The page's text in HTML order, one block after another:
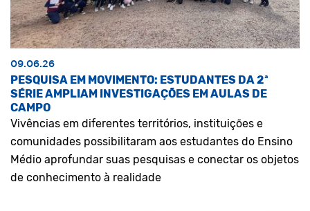
09.06.26
PESQUISA EM MOVIMENTO: ESTUDANTES DA 2ª
SÉRIE AMPLIAM INVESTIGAÇÕES EM AULAS DE
CAMPO
Vivências em diferentes territórios, instituições e
comunidades possibilitaram aos estudantes do Ensino
Médio aprofundar suas pesquisas e conectar os objetos
de conhecimento à realidade